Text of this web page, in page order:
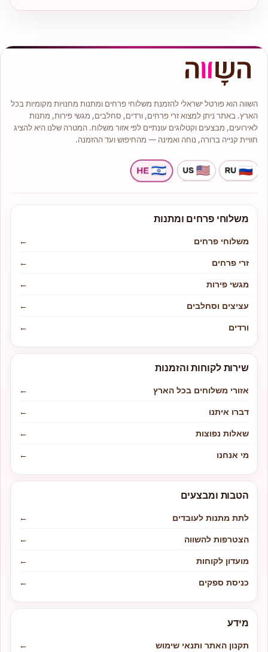
השווה הוא פורטל ישראלי להזמנת משלוחי פרחים ומתנות מחנויות מקומיות בכל
הארץ. באתר ניתן למצוא זרי פרחים, ורדים, סחלבים, מגשי פירות, מתנות
לאירועים, מבצעים וקטלוגים עונתיים לפי אזור משלוח. המטרה שלנו היא להציג
חוויית קנייה ברורה, נוחה ואמינה — מהחיפוש ועד ההזמנה.
משלוחי פרחים ומתנות
משלוחי פרחים
←
זרי פרחים
←
מגשי פירות
←
עציצים וסחלבים
←
ורדים
←
שירות לקוחות והזמנות
אזורי משלוחים בכל הארץ
←
דברו איתנו
←
שאלות נפוצות
←
מי אנחנו
←
הטבות ומבצעים
לתת מתנות לעובדים
←
הצטרפות להשווה
←
מועדון לקוחות
←
כניסת ספקים
←
מידע
תקנון האתר ותנאי שימוש ←